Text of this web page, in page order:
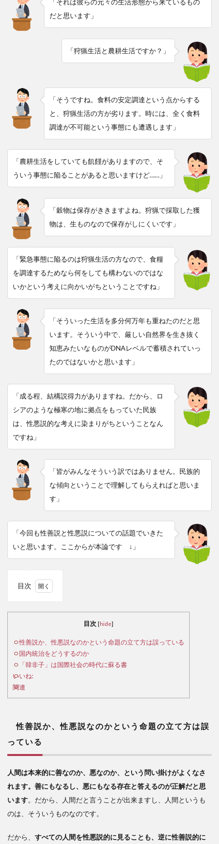
だと思います」
「狩猟生活と農耕生活ですか？」
「そうですね。食料の安定調達という点からする
と、狩猟生活の方が劣ります。時には、全く食料
調達が不可能という事態にも遭遇します」
「農耕生活をしていても飢饉がありますので、そ
ういう事態に陥ることがあると思いますけど……」
「穀物は保存がききますよね。狩猟で採取した獲
物は、生ものなので保存がしにくいです」
「緊急事態に陥るのは狩猟生活の方なので、食糧
を調達するためなら何をしても構わないのではな
いかという考えに向かいがちということですね」
「そういった生活を多分何万年も重ねたのだと思
います。そういう中で、厳しい自然界を生き抜く
知恵みたいなものがDNAレベルで蓄積されていっ
たのではないかと思います」
「成る程、結構説得力がありますね。だから、ロ
シアのような極寒の地に拠点をもっていた民族
は、性悪説的な考えに染まりがちということなん
ですね」
「皆がみんなそういう訳ではありません。民族的
な傾向ということで理解してもらえればと思いま
す」
「今回も性善説と性悪説についての話題でいきた
いと思います。ここからが本論です ↓」
目次
性悪
説な
のか
う命
題の
誤っ
てい
る
国
内統
治を
どう
する
3
目次 [hide]
性善説か、性悪説なのかという命題の立て方は誤っている
国内統治をどうするのか
「韓非子」は国際社会の時代に蘇る書
いいね:
関連
性善説か、性悪説なのかという命題の立て方は誤
っている
人間は本来的に善なのか、悪なのか、という問い掛けがよくなさ
れます。善にもなるし、悪にもなる存在と答えるのが正解だと思
います。だから、人間だと言うことが出来ますし、人間というも
のは、そういうものなのです。
だから、 すべての人間を性悪説的に見ることも、逆に性善説的に